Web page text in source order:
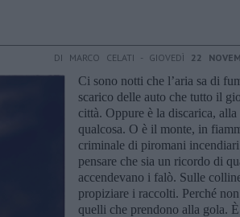
DI MARCO CELATI - GIOVEDÌ 22
Ci sono notti che l’aria sa di
scarico delle auto che tutto il
città. Oppure è la discarica,
qualcosa. O è il monte, in
criminale di piromani
pensare che sia un ricordo di
accendevano i falò. Sulle
propiziare i raccolti. Perché
quelli che prendono alla gola.